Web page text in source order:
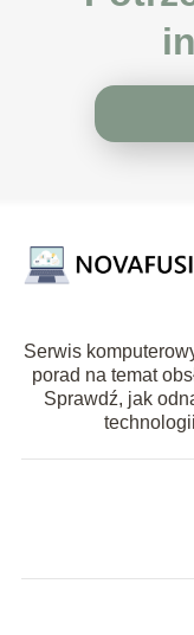
Serwis
porad na temat
Sprawdź, jak